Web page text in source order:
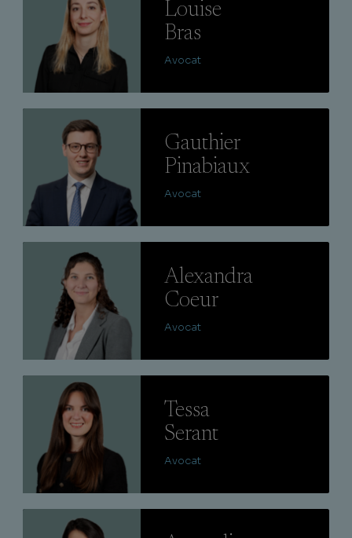
Louise
Bras
Avocat
Gauthier
Pinabiaux
Avocat
Alexandra
Coeur
Avocat
Tessa
Serant
Avocat